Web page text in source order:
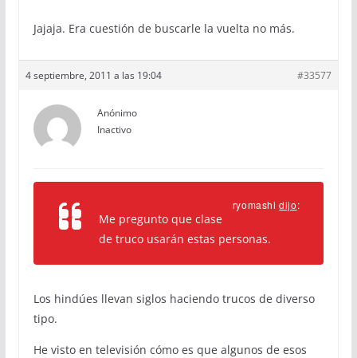
Jajaja. Era cuestión de buscarle la vuelta no más.
4 septiembre, 2011 a las 19:04 #33577
Anónimo
Inactivo
ryomashidijo:
Me pregunto que clase
de truco usarán estas personas.
Los hindúes llevan siglos haciendo trucos de diverso
tipo.
He visto en televisión cómo es que algunos de esos